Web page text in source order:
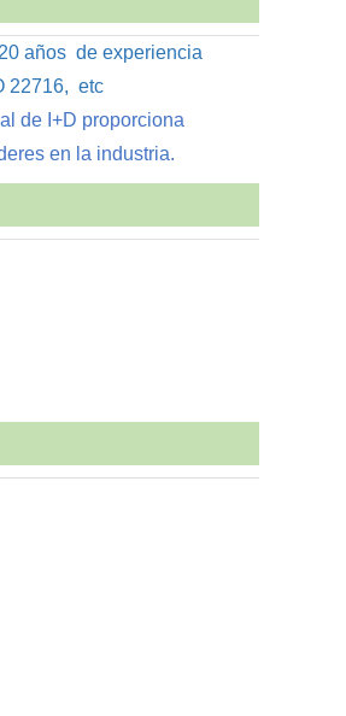
años de experiencia
22716, etc
de I+D proporciona
en la industria.